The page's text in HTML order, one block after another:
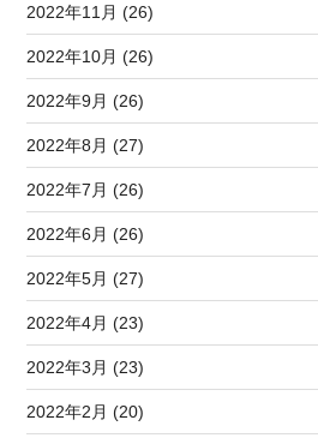
2022年11月 (26)
2022年10月 (26)
2022年9月 (26)
2022年8月 (27)
2022年7月 (26)
2022年6月 (26)
2022年5月 (27)
2022年4月 (23)
2022年3月 (23)
2022年2月 (20)